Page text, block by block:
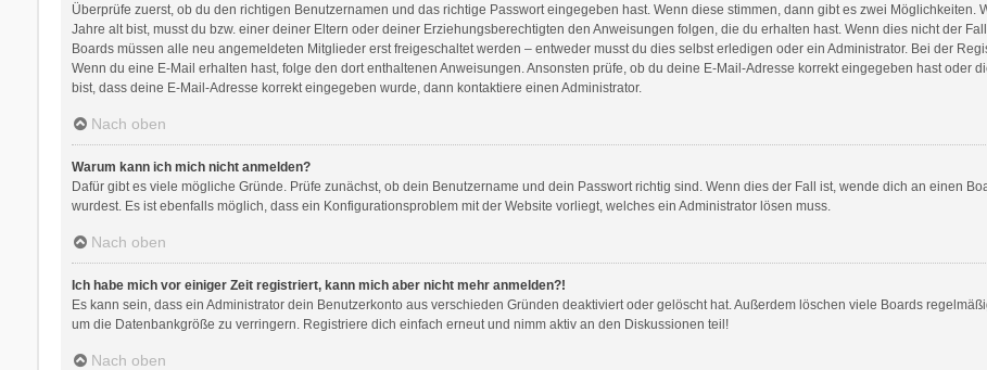
Überprüfe zuerst, ob du den richtigen Benutzernamen und das richtige Passwort eingegeben hast. Wenn diese stimmen, dann gibt es zwei Möglichkeiten.
Jahre alt bist, musst du bzw. einer deiner Eltern oder deiner Erziehungsberechtigten den Anweisungen folgen, die du erhalten hast. Wenn dies nicht der
Boards müssen alle neu angemeldeten Mitglieder erst freigeschaltet werden – entweder musst du dies selbst erledigen oder ein Administrator. Bei der
Wenn du eine E-Mail erhalten hast, folge den dort enthaltenen Anweisungen. Ansonsten prüfe, ob du deine E-Mail-Adresse korrekt eingegeben hast oder
bist, dass deine E-Mail-Adresse korrekt eingegeben wurde, dann kontaktiere einen Administrator.
Nach oben
Warum kann ich mich nicht anmelden?
Dafür gibt es viele mögliche Gründe. Prüfe zunächst, ob dein Benutzername und dein Passwort richtig sind. Wenn dies der Fall ist, wende dich an einen
wurdest. Es ist ebenfalls möglich, dass ein Konfigurationsproblem mit der Website vorliegt, welches ein Administrator lösen muss.
Nach oben
Ich habe mich vor einiger Zeit registriert, kann mich aber nicht mehr anmelden?!
Es kann sein, dass ein Administrator dein Benutzerkonto aus verschieden Gründen deaktiviert oder gelöscht hat. Außerdem löschen viele Boards
um die Datenbankgröße zu verringern. Registriere dich einfach erneut und nimm aktiv an den Diskussionen teil!
Nach oben